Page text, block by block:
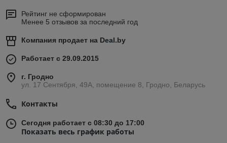
Рейтинг не сформирован
Менее 5 отзывов за последний год
Компания продает на Deal.by
Работает с 29.09.2015
г. Гродно
ул. 17 Сентября, 49А, помещение 8, Гродно, Беларусь
Контакты
Сегодня работает с 08:30 до 17:00
Показать весь график работы